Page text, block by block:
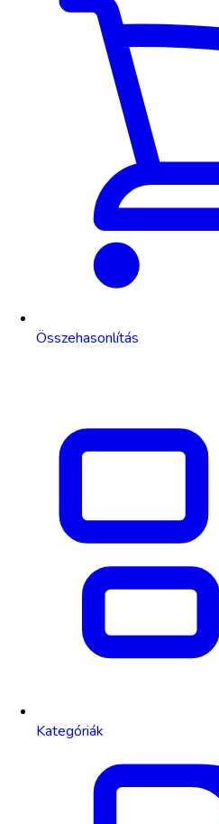
Összehasonlítás
Kategóriák